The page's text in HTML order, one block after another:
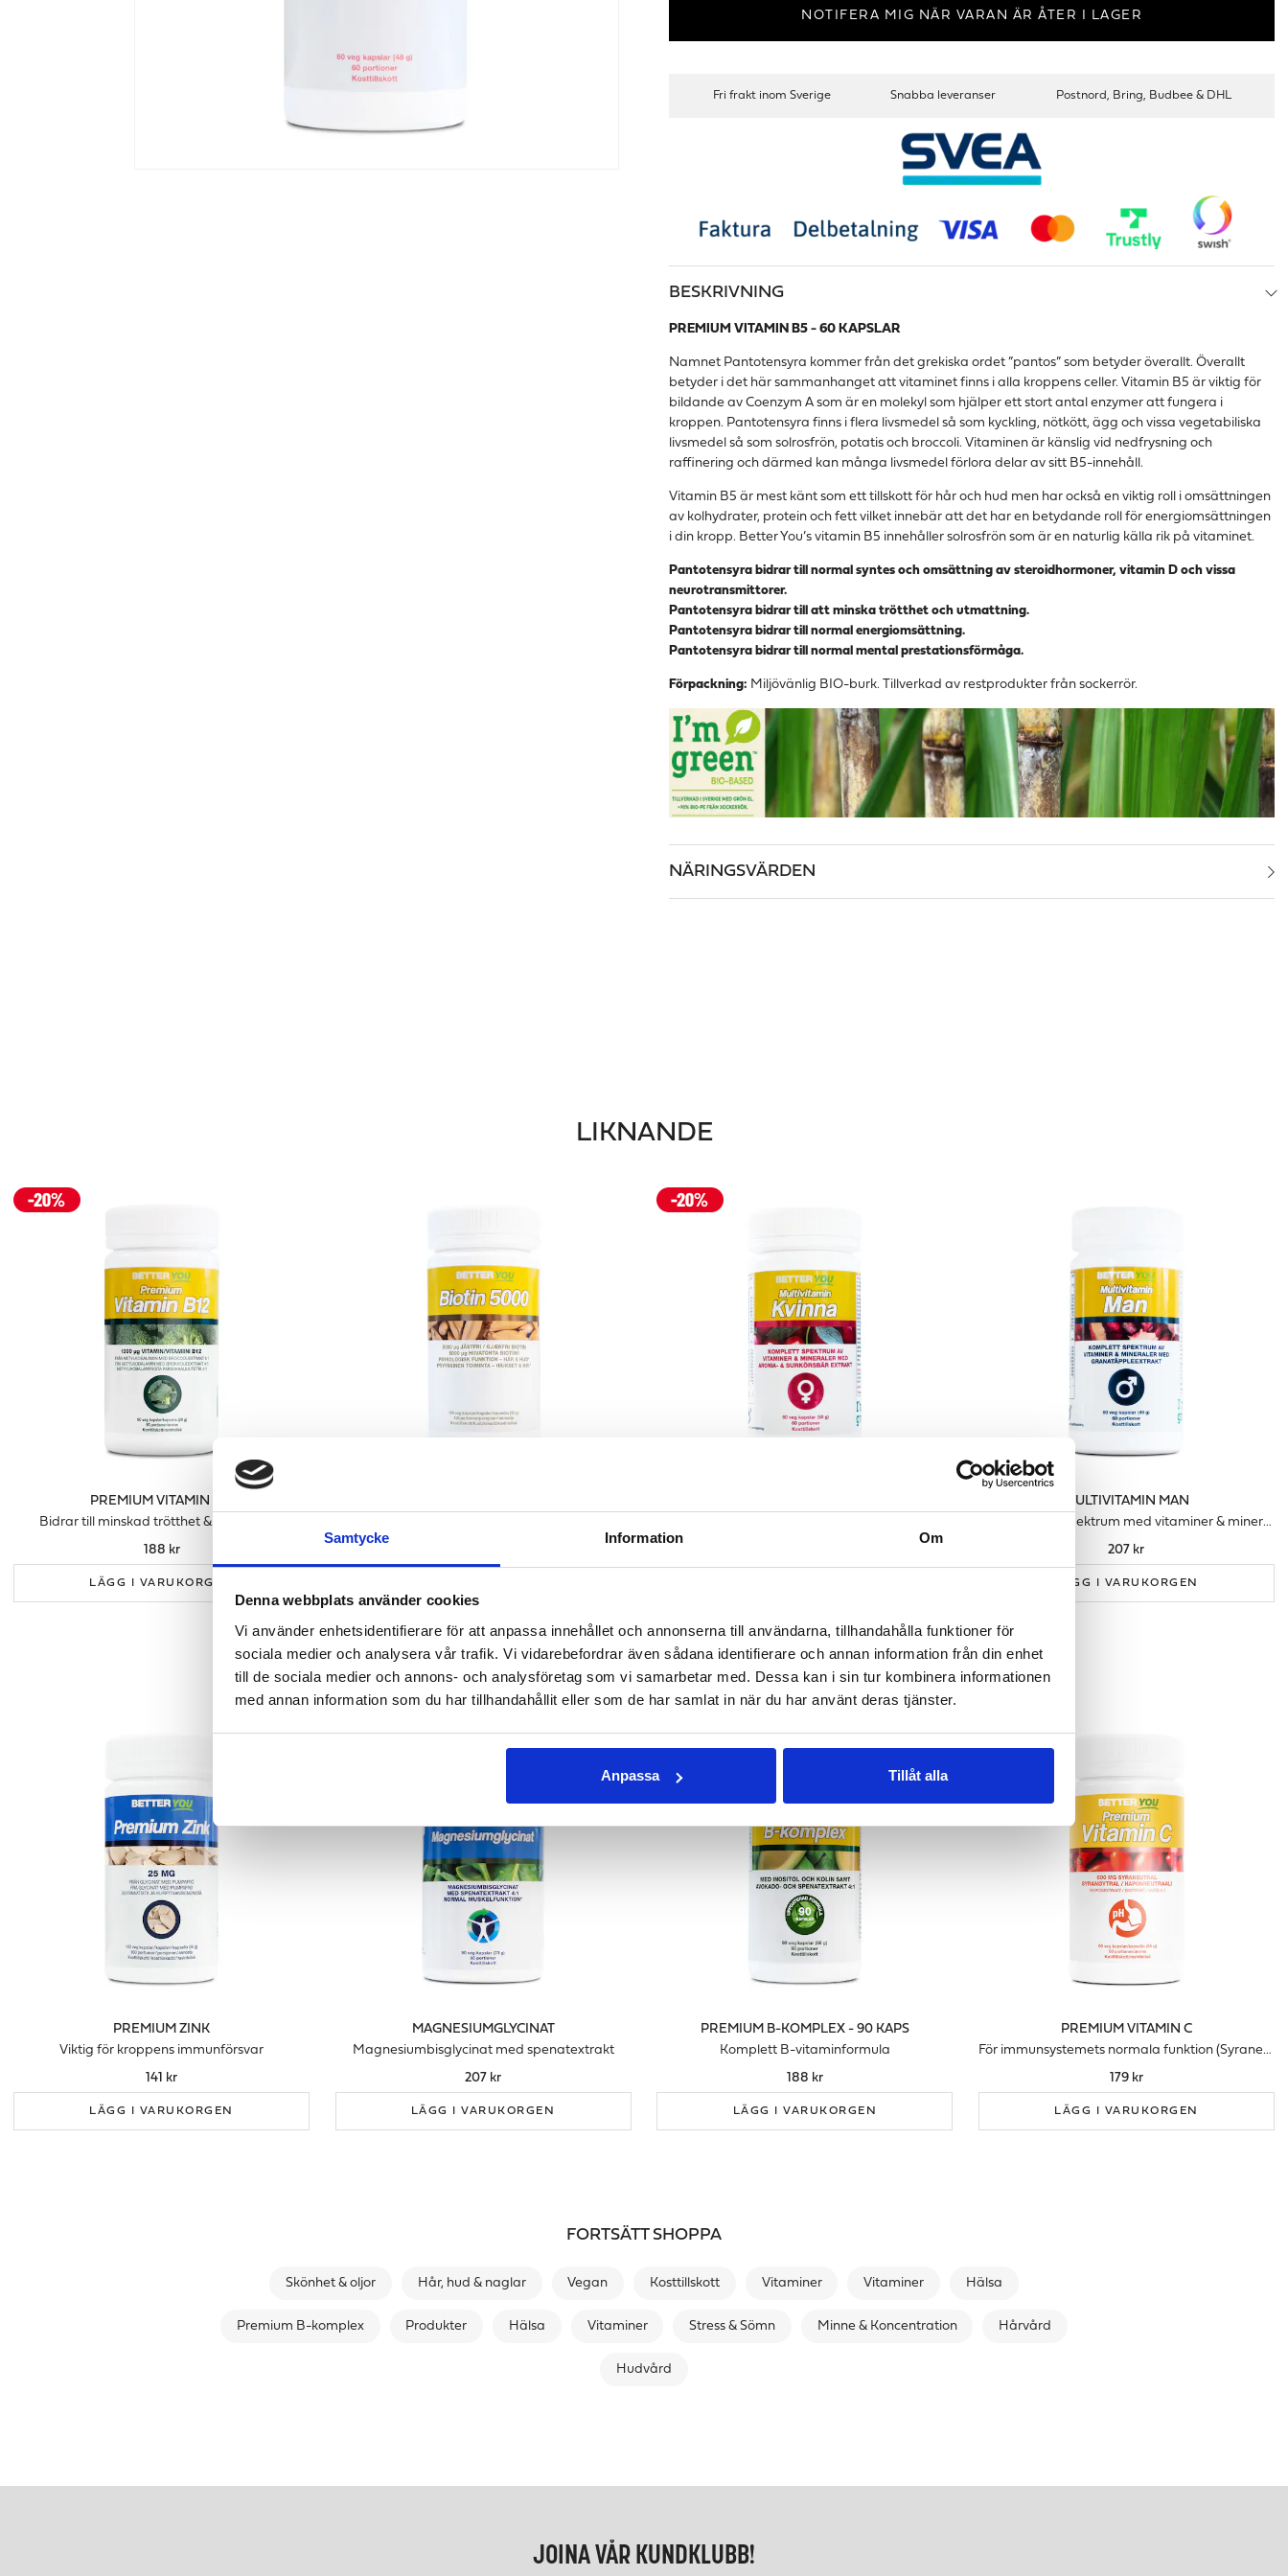
Samtycke Information Om
Denna webbplats använder cookies
Vi använder enhetsidentifierare för att anpassa innehållet och annonserna till användarna, tillhandahålla funktioner för
sociala medier och analysera vår trafik. Vi vidarebefordrar även sådana identifierare och annan information från din enhet
till de sociala medier och annons- och analysföretag som vi samarbetar med. Dessa kan i sin tur kombinera informationen
med annan information som du har tillhandahållit eller som de har samlat in när du har använt deras tjänster.
Anpassa Tillåt alla
NOTIFERA MIG NÄR VARAN ÄR ÅTER I LAGER
Fri frakt inom Sverige Snabba leveranser Postnord, Bring, Budbee & DHL
BESKRIVNING
PREMIUM VITAMIN B5 - 60 KAPSLAR
Namnet Pantotensyra kommer från det grekiska ordet ”pantos” som betyder överallt. Överallt
betyder i det här sammanhanget att vitaminet finns i alla kroppens celler. Vitamin B5 är viktig för
bildande av Coenzym A som är en molekyl som hjälper ett stort antal enzymer att fungera i
kroppen. Pantotensyra finns i flera livsmedel så som kyckling, nötkött, ägg och vissa vegetabiliska
livsmedel så som solrosfrön, potatis och broccoli. Vitaminen är känslig vid nedfrysning och
raffinering och därmed kan många livsmedel förlora delar av sitt B5-innehåll.
Vitamin B5 är mest känt som ett tillskott för hår och hud men har också en viktig roll i omsättningen
av kolhydrater, protein och fett vilket innebär att det har en betydande roll för energiomsättningen
i din kropp. Better You’s vitamin B5 innehåller solrosfrön som är en naturlig källa rik på vitaminet.
Pantotensyra bidrar till normal syntes och omsättning av steroidhormoner, vitamin D och vissa
neurotransmittorer.
Pantotensyra bidrar till att minska trötthet och utmattning.
Pantotensyra bidrar till normal energiomsättning.
Pantotensyra bidrar till normal mental prestationsförmåga.
Förpackning: Miljövänlig BIO-burk. Tillverkad av restprodukter från sockerrör.
NÄRINGSVÄRDEN
LIKNANDE
PREMIUM VITAMIN B12
Bidrar till minskad trötthet & utmattning
188 kr
LÄGG I VARUKORGEN
MULTIVITAMIN MAN
Heltäckande spektrum med vitaminer & mineraler för män
207 kr
LÄGG I VARUKORGEN
ANDRA KÖPTE
PREMIUM ZINK
Viktig för kroppens immunförsvar
141 kr
LÄGG I VARUKORGEN
MAGNESIUMGLYCINAT
Magnesiumbisglycinat med spenatextrakt
207 kr
LÄGG I VARUKORGEN
PREMIUM B-KOMPLEX - 90 KAPS
Komplett B-vitaminformula
188 kr
LÄGG I VARUKORGEN
PREMIUM VITAMIN C
För immunsystemets normala funktion (Syraneutral)
179 kr
LÄGG I VARUKORGEN
FORTSÄTT SHOPPA
Skönhet & oljor Hår, hud & naglar Vegan Kosttillskott Vitaminer Vitaminer Hälsa
Premium B-komplex Produkter Hälsa Vitaminer Stress & Sömn Minne & Koncentration Hårvård
Hudvård
JOINA VÅR KUNDKLUBB!